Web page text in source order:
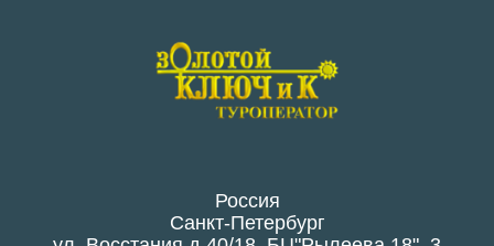
Россия
Санкт-Петербург